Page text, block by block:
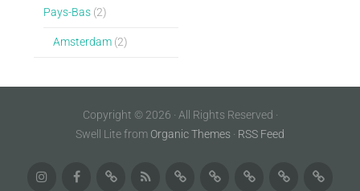
Pays-Bas(2)
Amsterdam(2)
Copyright © 2026 · All Rights Reserved ·
Swell Lite from Organic Themes · RSS Feed